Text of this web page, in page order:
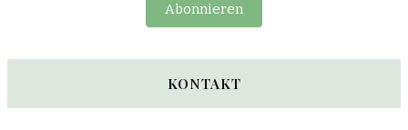
Abonnieren
KONTAKT